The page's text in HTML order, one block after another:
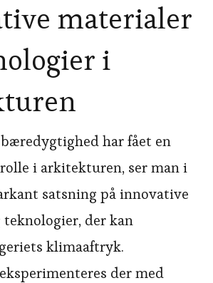
materialer
i
har fået en
i arkitekturen, ser man i
satsning på innovative
der kan
klimaaftryk.
der med